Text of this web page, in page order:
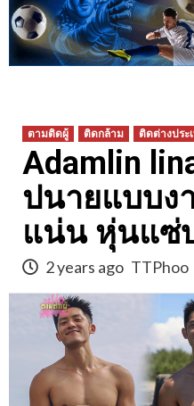
ตามติดผู้ ติดกล้าม ติดต่างประ
Adamlin
ปนายแบบง
แน่น หุ่นแซ่
2 years ago TTPhoo